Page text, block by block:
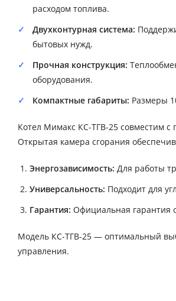
расходом топлива.
Двухконтурная система:
бытовых нужд.
Прочная конструкция:
оборудования.
Компактные габариты: Размеры
Котел Мимакс КС-ТГВ-25 совместим с
Открытая камера сгорания
Энергозависимость: Для работы
Универсальность: Подходит для
Гарантия: Официальная гарантия
Модель КС-ТГВ-25 — оптимальный
управления.